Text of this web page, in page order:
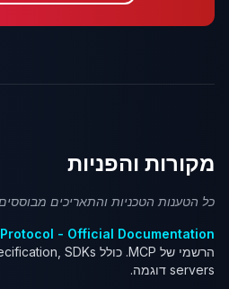
מקורות והפניות
כל הטענות הטכניות והתאריכים
- Official Documentation
servers דוגמה.